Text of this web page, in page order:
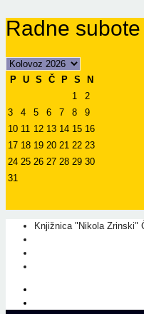
Radne subote
P U S Č P S
N
1
2
3
4 5 6 7 8
9
10 11 12 13 14 15 16
17 18 19 20 21 22 23
24 25 26 27 28 29 30
31
Knjižnica "Nikola Zrinski"